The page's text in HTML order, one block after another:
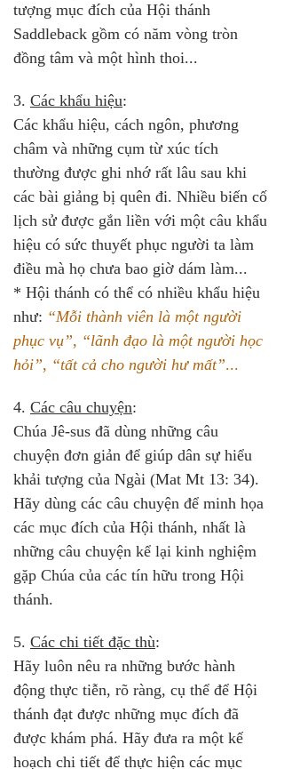
tượng mục đích của Hội thánh
Saddleback gồm có năm vòng tròn
đồng tâm và một hình thoi...
3. Các khẩu hiệu:
Các khẩu hiệu, cách ngôn, phương
châm và những cụm từ xúc tích
thường được ghi nhớ rất lâu sau khi
các bài giảng bị quên đi. Nhiều biến cố
lịch sử được gắn liền với một câu khẩu
hiệu có sức thuyết phục người ta làm
điều mà họ chưa bao giờ dám làm...
* Hội thánh có thể có nhiều khẩu hiệu
như: “Mỗi thành viên là một người
phục vụ”, “lãnh đạo là một người học
hỏi”, “tất cả cho người hư mất”...
4. Các câu chuyện:
Chúa Jê-sus đã dùng những câu
chuyện đơn giản để giúp dân sự hiểu
khải tượng của Ngài (Mat Mt 13: 34).
Hãy dùng các câu chuyện để minh họa
các mục đích của Hội thánh, nhất là
những câu chuyện kể lại kinh nghiệm
gặp Chúa của các tín hữu trong Hội
thánh.
5. Các chi tiết đặc thù:
Hãy luôn nêu ra những bước hành
động thực tiễn, rõ ràng, cụ thể để Hội
thánh đạt được những mục đích đã
được khám phá. Hãy đưa ra một kế
hoạch chi tiết để thực hiện các mục